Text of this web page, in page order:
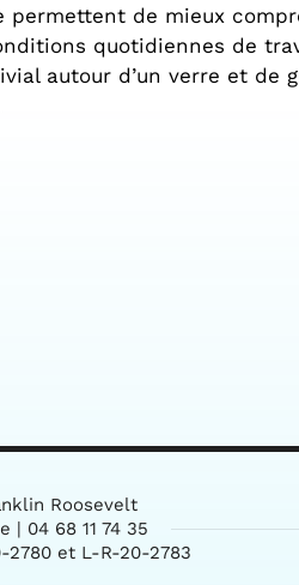
permettent de mieux
quotidiennes de
autour d’un verre et de
Roosevelt
| 04 68 11 74 35
2780 et L-R-20-2783